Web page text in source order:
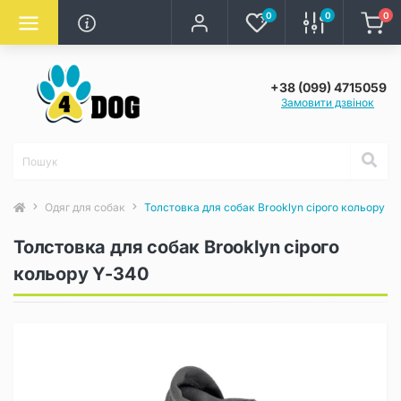
0 0 0
+38 (099) 4715059
Замовити дзвінок
Одяг для собак Толстовка для собак Brooklyn сірого кольору
Толстовка для собак Brooklyn сірого
кольору Y-340